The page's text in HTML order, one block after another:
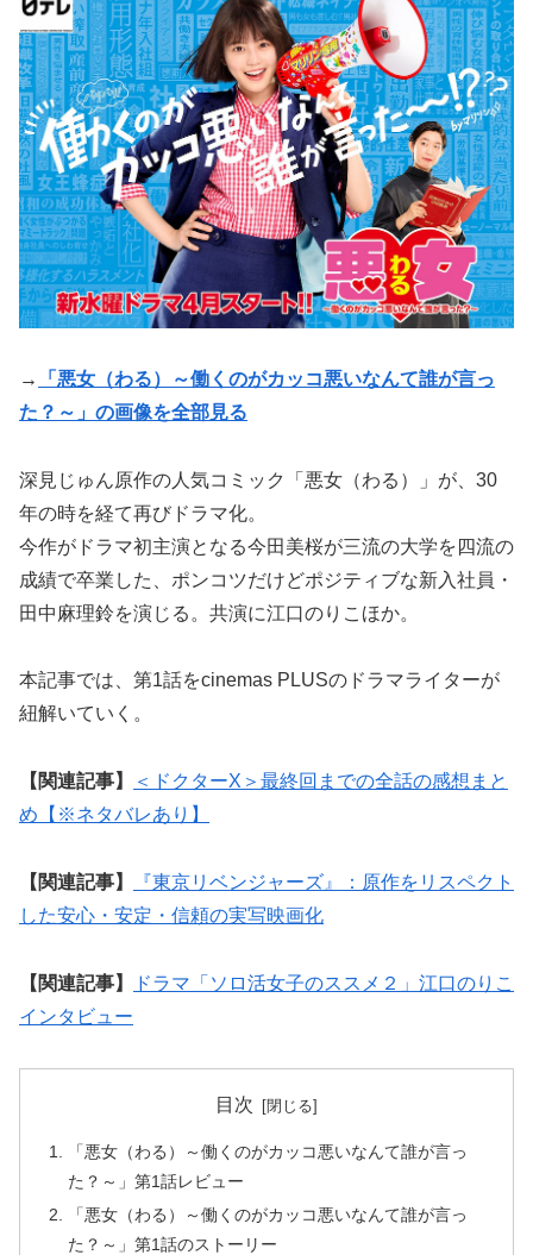
→
「悪女（わる）～働くのがカッコ悪いなんて誰が言っ
た？～」の画像を全部見る
深見じゅん原作の人気コミック「悪女（わる）」が、30
年の時を経て再びドラマ化。
今作がドラマ初主演となる今田美桜が三流の大学を四流の
成績で卒業した、ポンコツだけどポジティブな新入社員・
田中麻理鈴を演じる。共演に江口のりこほか。
本記事では、第1話をcinemas PLUSのドラマライターが
紐解いていく。
【関連記事】
＜ドクターX＞最終回までの全話の感想まと
め【※ネタバレあり】
【関連記事】
『東京リベンジャーズ』：原作をリスペクト
した安心・安定・信頼の実写映画化
【関連記事】
ドラマ「ソロ活女子のススメ２」江口のりこ
インタビュー
目次
「悪女（わる）～働くのがカッコ悪いなんて誰が言っ
た？～」第1話レビュー
「悪女（わる）～働くのがカッコ悪いなんて誰が言っ
た？～」第1話のストーリー